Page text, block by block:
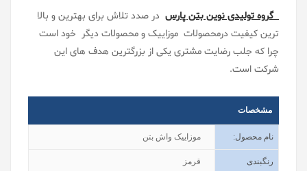
گروه تولیدی نوین بتن پارس در صدد تلاش برای بهترین و بالا
ترین کیفیت درمحصولات موزاییک و محصولات دیگر خود است
چرا که جلب رضایت مشتری یکی از بزرگترین هدف های این
شرکت است.
مشخصات
نام محصول: موزاییک واش بتن
رنگبندی قرمز